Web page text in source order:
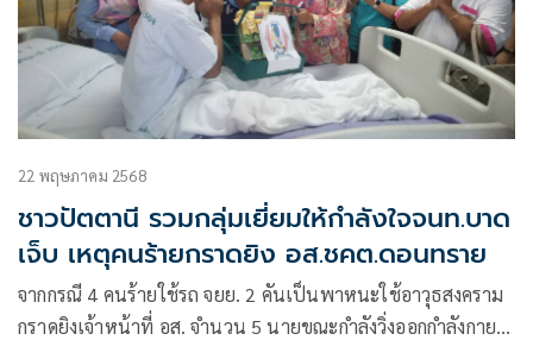
22 พฤษภาคม 2568
ชาวปัตตานี รวมกลุ่มเยี่ยมให้กำลังใจจนท.บาด
เจ็บ เหตุคนร้ายกราดยิง อส.ชคต.ดอนทราย
จากกรณี 4 คนร้ายใช้รถ จยย. 2 คันเป็นพาหนะใช้อาวุธสงคราม
กราดยิงเจ้าหน้าที่ อส. จำนวน 5 นายขณะกำลังวิ่งออกกำลังกาย